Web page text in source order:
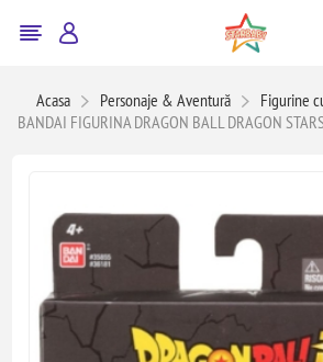
Acasa Personaje & Aventură
Figurine
BANDAI FIGURINA DRAGON BALL DRAGON